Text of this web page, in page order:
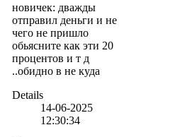
новичек: дважды
отправил деньги и не
чего не пришло
обьясните как эти 20
процентов и т д
..обидно в не куда
Details
14-06-2025
12:30:34